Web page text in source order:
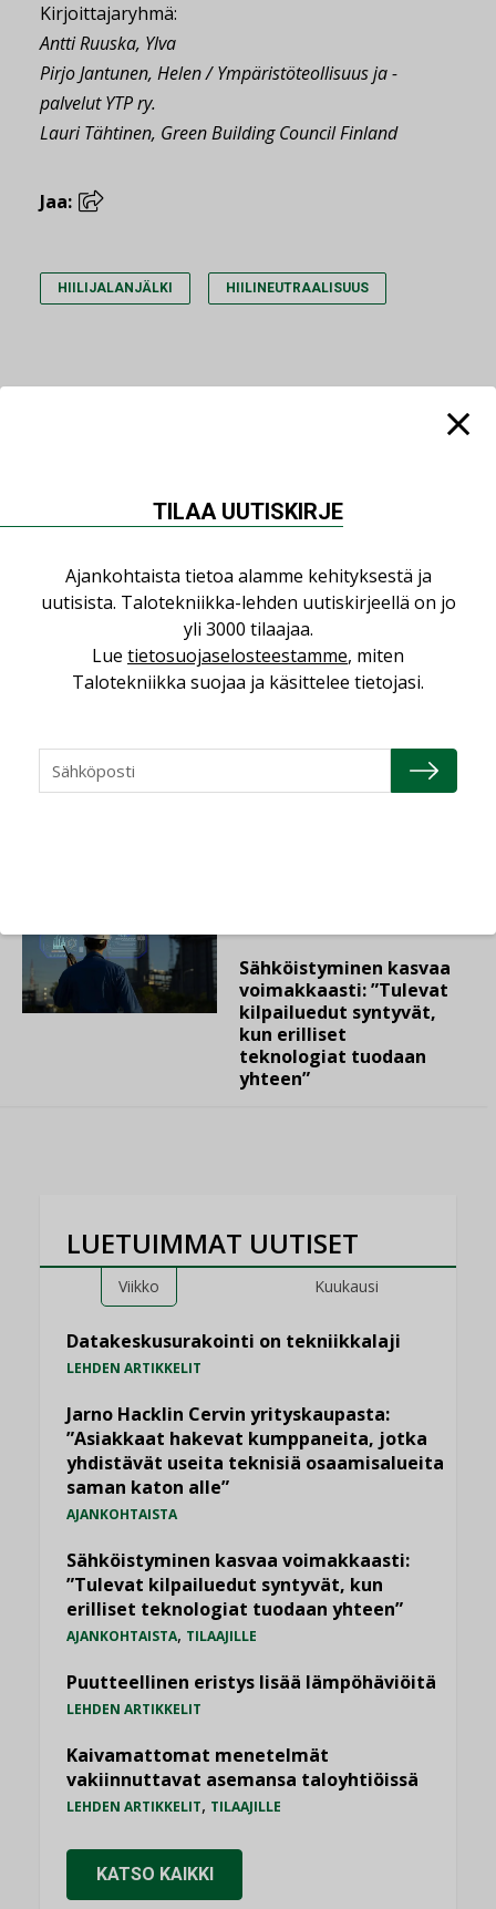
Kirjoittajaryhmä:
Antti Ruuska, Ylva
Pirjo Jantunen, Helen / Ympäristöteollisuus ja -
palvelut YTP ry.
Lauri Tähtinen, Green Building Council Finland
Jaa:
HIILIJALANJÄLKI HIILINEUTRAALISUUS
Katso kaikki
AJANKOHTAISTA
07.08.2026
LVI-Pitkälä Group osti
nopeasti kasvaneen
yrityksen
LEHDEN ARTIKKELIT
Sähköistyminen kasvaa
voimakkaasti: ”Tulevat
kilpailuedut syntyvät,
kun erilliset
teknologiat tuodaan
yhteen”
LUETUIMMAT UUTISET
Viikko Kuukausi
Datakeskusurakointi on tekniikkalaji
LEHDEN ARTIKKELIT
Jarno Hacklin Cervin yrityskaupasta:
”Asiakkaat hakevat kumppaneita, jotka
yhdistävät useita teknisiä osaamisalueita
saman katon alle”
AJANKOHTAISTA
Sähköistyminen kasvaa voimakkaasti:
”Tulevat kilpailuedut syntyvät, kun
erilliset teknologiat tuodaan yhteen”
AJANKOHTAISTA, TILAAJILLE
Puutteellinen eristys lisää lämpöhäviöitä
LEHDEN ARTIKKELIT
Kaivamattomat menetelmät
vakiinnuttavat asemansa taloyhtiöissä
LEHDEN ARTIKKELIT, TILAAJILLE
KATSO KAIKKI
TILAA UUTISKIRJE
Ajankohtaista tietoa alamme kehityksestä ja
uutisista. Talotekniikka-lehden uutiskirjeellä on jo
yli 3000 tilaajaa.
Lue tietosuojaselosteestamme, miten
Talotekniikka suojaa ja käsittelee tietojasi.